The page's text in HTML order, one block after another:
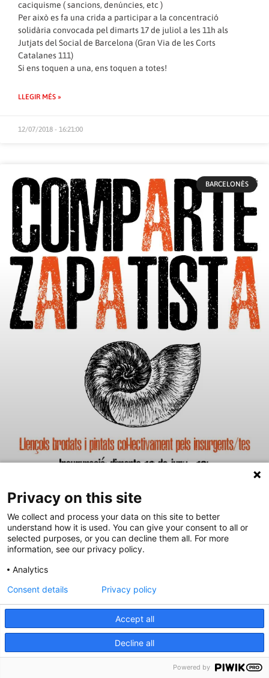
caciquisme ( sancions, denúncies, etc )
Per això es fa una crida a participar a la concentració
solidària convocada pel dimarts 17 de juliol a les 11h als
Jutjats del Social de Barcelona (Gran Via de les Corts
Catalanes 111)
Si ens toquen a una, ens toquen a totes!
LLEGIR MÉS »
12/07/2018 - 16:21:00
BARCELONÈS
Inauguració de l’exposició CompArte
Zapatista el 12 de juny al local de CGT a
Sants
Tenim el plaer de convidar-vos a la inauguració de l’exposició
CompArte Zapatista el proper dimarts 12 de juny a les 18 h, al
local de la CGT a Sants , carrer Burgos 59, Barcelona.
Privacy on this site
We collect and process your data on this site to better
understand how it is used. You can give your consent to all or
selected purposes, or you can decline them all. For more
information, see our privacy policy.
Analytics
Accept all
Decline all
Consent details Privacy policy
Powered by